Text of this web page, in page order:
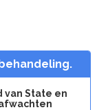
van State en